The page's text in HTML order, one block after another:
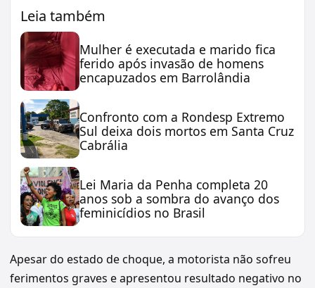
Leia também
Mulher é executada e marido fica
ferido após invasão de homens
encapuzados em Barrolândia
Confronto com a Rondesp Extremo
Sul deixa dois mortos em Santa Cruz
Cabrália
Lei Maria da Penha completa 20
anos sob a sombra do avanço dos
feminicídios no Brasil
Apesar do estado de choque, a motorista não sofreu
ferimentos graves e apresentou resultado negativo no